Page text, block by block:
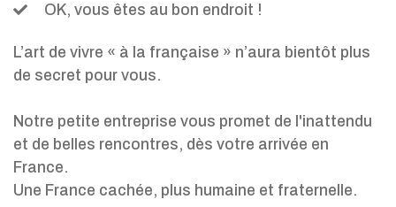
OK, vous êtes au bon endroit !
L’art de vivre « à la française » n’aura bientôt plus
de secret pour vous.
Notre petite entreprise vous promet de l'inattendu
et de belles rencontres, dès votre arrivée en
France.
Une France cachée, plus humaine et fraternelle.